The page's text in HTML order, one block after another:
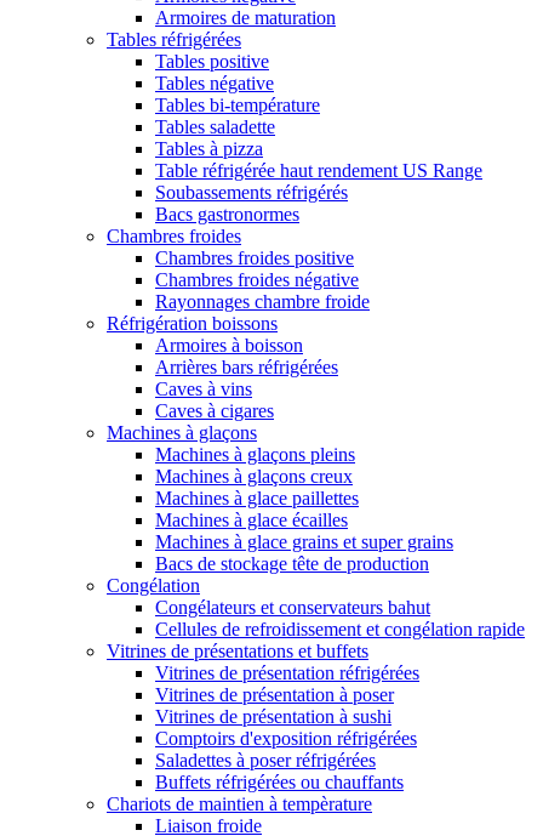
Armoires de maturation
Tables réfrigérées
Tables positive
Tables négative
Tables bi-température
Tables saladette
Tables à pizza
Table réfrigérée haut rendement US Range
Soubassements réfrigérés
Bacs gastronormes
Chambres froides
Chambres froides positive
Chambres froides négative
Rayonnages chambre froide
Réfrigération boissons
Armoires à boisson
Arrières bars réfrigérées
Caves à vins
Caves à cigares
Machines à glaçons
Machines à glaçons pleins
Machines à glaçons creux
Machines à glace paillettes
Machines à glace écailles
Machines à glace grains et super grains
Bacs de stockage tête de production
Congélation
Congélateurs et conservateurs bahut
Cellules de refroidissement et congélation rapide
Vitrines de présentations et buffets
Vitrines de présentation réfrigérées
Vitrines de présentation à poser
Vitrines de présentation à sushi
Comptoirs d'exposition réfrigérées
Saladettes à poser réfrigérées
Buffets réfrigérées ou chauffants
Chariots de maintien à tempèrature
Liaison froide